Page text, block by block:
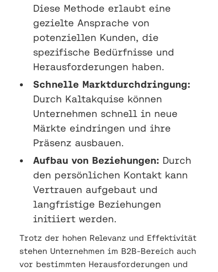
Diese Methode erlaubt eine
gezielte Ansprache von
potenziellen Kunden, die
spezifische Bedürfnisse und
Herausforderungen haben.
Schnelle Marktdurchdringung:
Durch Kaltakquise können
Unternehmen schnell in neue
Märkte eindringen und ihre
Präsenz ausbauen.
Aufbau von Beziehungen: Durch
den persönlichen Kontakt kann
Vertrauen aufgebaut und
langfristige Beziehungen
initiiert werden.
Trotz der hohen Relevanz und Effektivität
stehen Unternehmen im B2B-Bereich auch
vor bestimmten Herausforderungen und